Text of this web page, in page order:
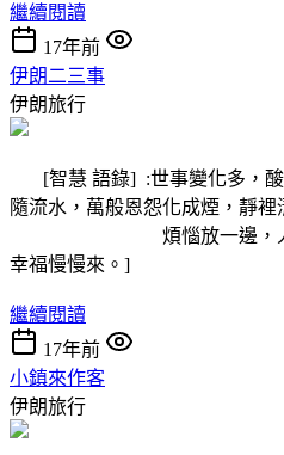
繼續閱讀
17年前
伊朗二三事
伊朗旅行
[智慧 語錄] :世事變化多，酸
隨流水，萬般恩怨化成煙，靜裡
煩惱放一邊，人生路
幸福慢慢來。]
繼續閱讀
17年前
小鎮來作客
伊朗旅行